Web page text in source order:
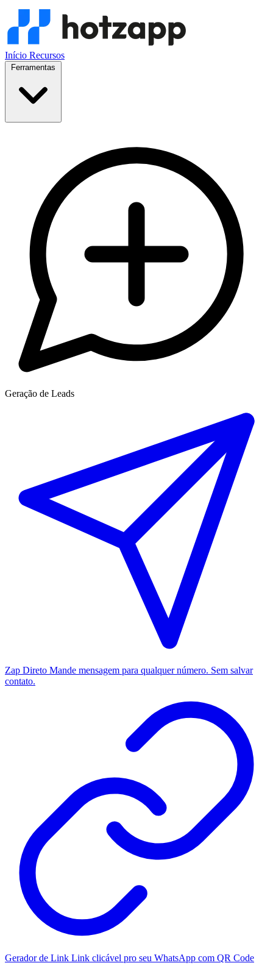
Início Recursos
Geração de Leads
Zap Direto Mande mensagem para qualquer número. Sem salvar
contato.
Gerador de Link Link clicável pro seu WhatsApp com QR Code